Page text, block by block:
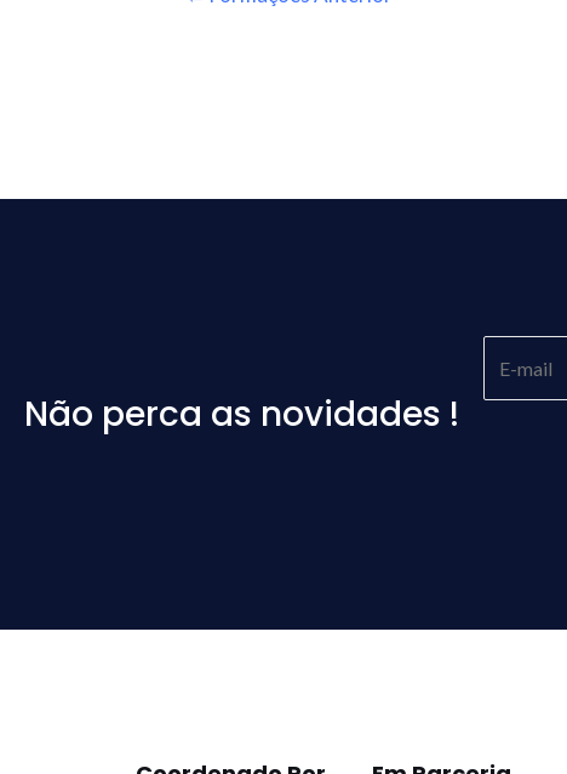
Não perca as novidades !